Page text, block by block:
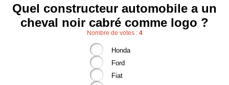
Quel constructeur automobile a un
cheval noir cabré comme logo ?
Nombre de votes : 4
Honda
Ford
Fiat